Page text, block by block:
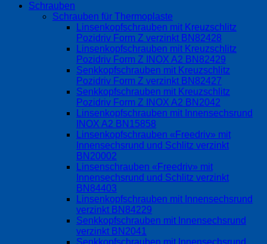
Schrauben
Schrauben für Thermoplaste
Linsenkopfschrauben mit Kreuzschlitz
Pozidriv Form Z verzinkt BN82428
Linsenkopfschrauben mit Kreuzschlitz
Pozidriv Form Z INOX A2 BN82429
Senkkopfschrauben mit Kreuzschlitz
Pozidriv Form Z verzinkt BN82427
Senkkopfschrauben mit Kreuzschlitz
Pozidriv Form Z INOX A2 BN2042
Linsenkopfschrauben mit Innensechsrund
INOX A2 BN15858
Linsenkopfschrauben «Freedriv» mit
Innensechsrund und Schlitz verzinkt
BN20002
Linsenschrauben «Freedriv» mit
Innensechsrund und Schlitz verzinkt
BN84403
Linsenkopfschrauben mit Innensechsrund
verzinkt BN84229
Senkkopfschrauben mit Innensechsrund
verzinkt BN2041